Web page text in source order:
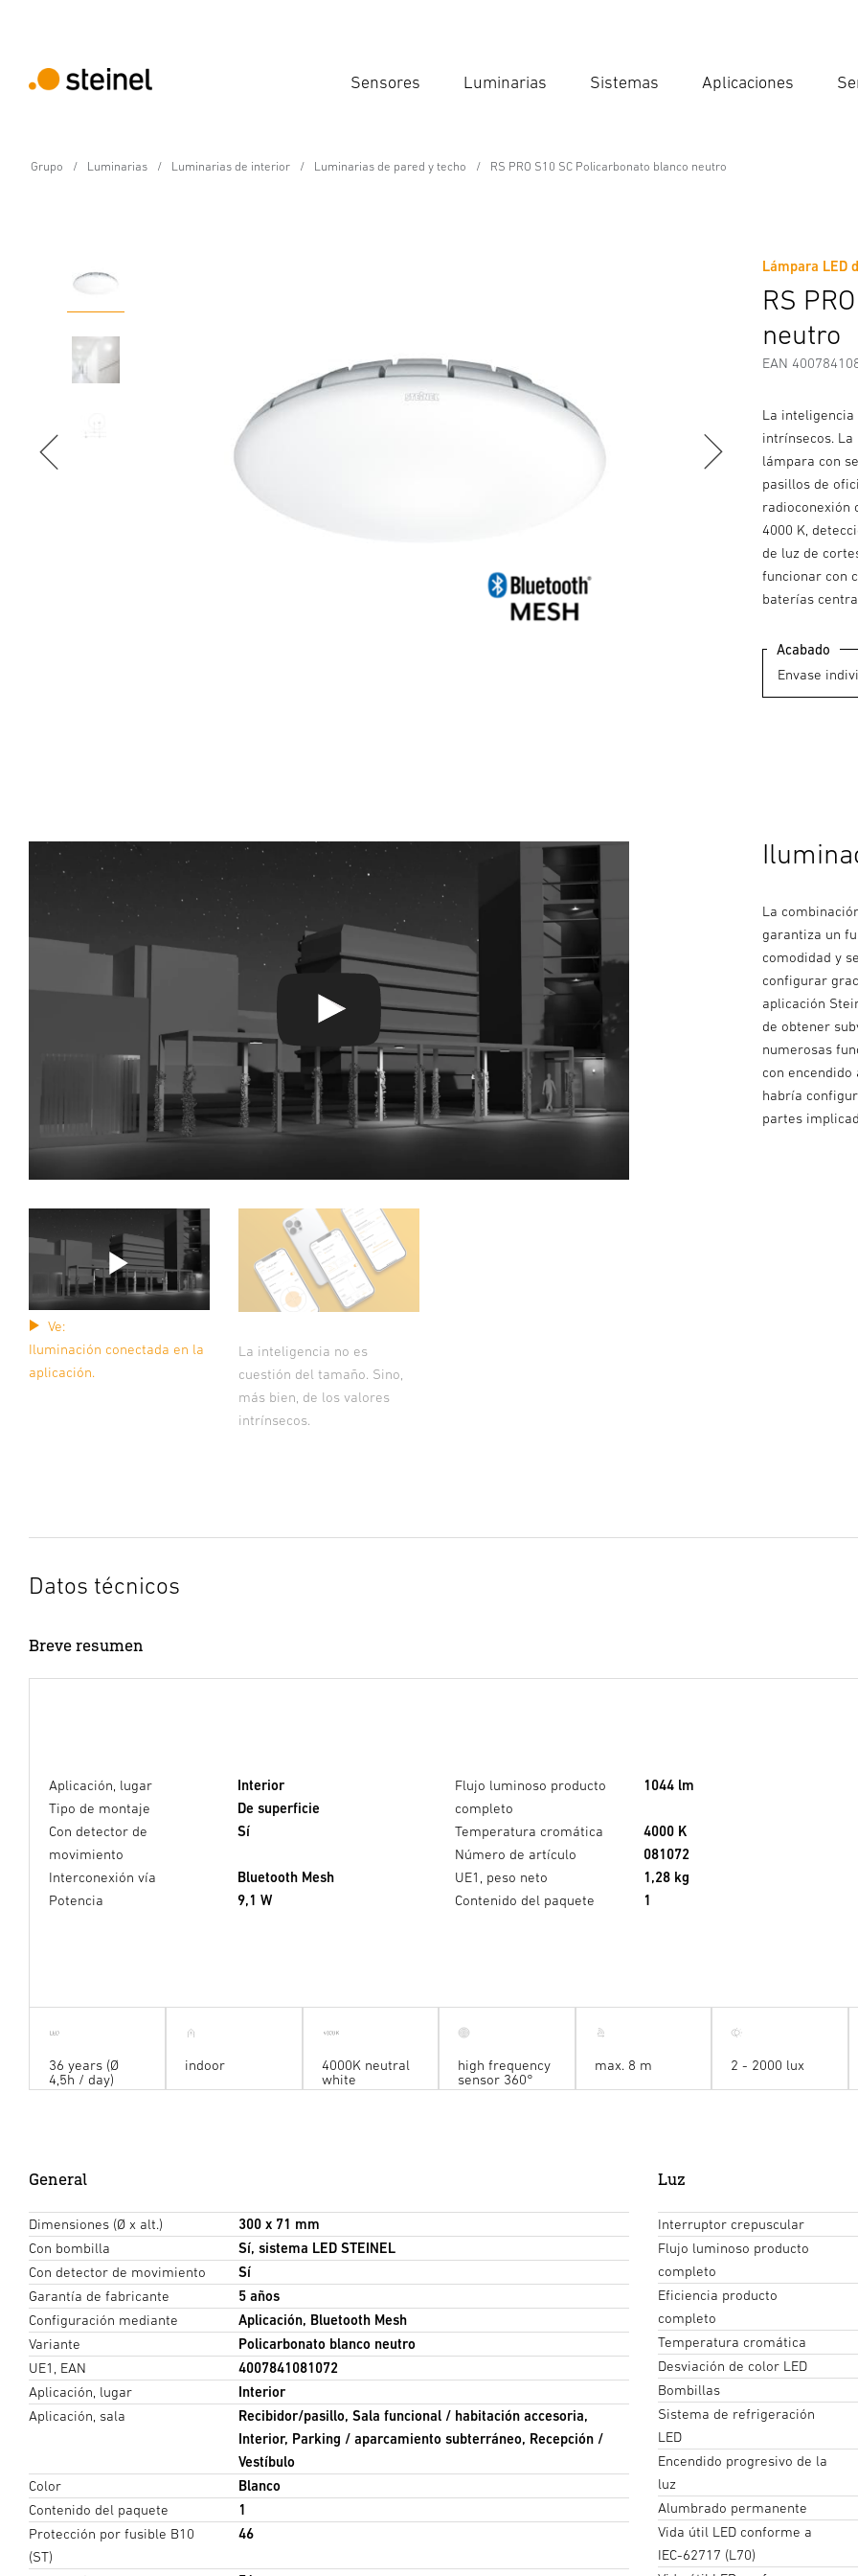
Sensores Luminarias Sistemas Aplicaciones
Grupo Luminarias Luminarias de interior Luminarias de pared y techo RS PRO S10 SC Policarbonato blanco neutro
Lámpara LED
RS
neutro
EAN
La inteligencia
intrínsecos.
lámpara con
pasillos de
radioconexión
4000 K,
de luz de
funcionar con
baterías
Acabado
Propiedades Instrucciones de Seguridad y Advertencias
Ve:
Iluminación conectada en la
aplicación.
La inteligencia no es
cuestión del tamaño. Sino,
más bien, de los valores
intrínsecos.
La
garantiza un
comodidad y
configurar
aplicación
de obtener
numerosas
con
habría
partes
Datos técnicos
Breve resumen
Aplicación, lugar
Interior
Tipo de montaje
De superficie
Con detector de
movimiento
Sí
Interconexión vía
Bluetooth Mesh
Potencia
9,1 W
Flujo luminoso producto
completo
1044 lm
Temperatura cromática
4000 K
Número de artículo
081072
UE1, peso neto
1,28 kg
Contenido del paquete
1
36 years (Ø
4,5h / day)
indoor
4000K neutral
white
high frequency
sensor 360°
max. 8 m 2 - 2000 lux
General
Dimensiones (Ø x alt.)
300 x 71 mm
Con bombilla
Sí, sistema LED STEINEL
Con detector de movimiento
Sí
Garantía de fabricante
5 años
Configuración mediante
Aplicación, Bluetooth Mesh
Variante
Policarbonato blanco neutro
UE1, EAN
4007841081072
Aplicación, lugar
Interior
Aplicación, sala
Recibidor/pasillo, Sala funcional / habitación accesoria,
Interior, Parking / aparcamiento subterráneo, Recepción /
Vestíbulo
Color
Blanco
Contenido del paquete
1
Protección por fusible B10
(ST)
46
Luz
Interruptor crepuscular
Flujo luminoso producto
completo
Eficiencia producto
completo
Temperatura cromática
Desviación de color LED
Bombillas
Sistema de refrigeración
LED
Encendido progresivo de la
luz
Alumbrado permanente
Vida útil LED conforme a
IEC-62717 (L70)